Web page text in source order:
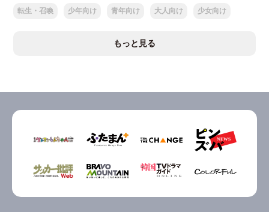
転生・召喚 少年向け 青年向け 大人向け 少女向け
もっと見る